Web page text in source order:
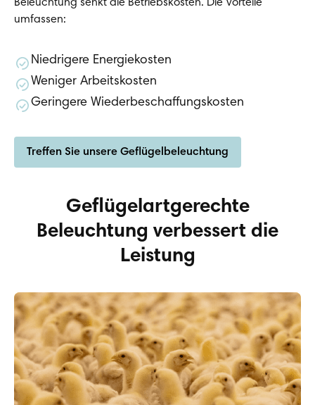
Beleuchtung senkt die Betriebskosten. Die Vorteile
umfassen:
Niedrigere Energiekosten
Weniger Arbeitskosten
Geringere Wiederbeschaffungskosten
Treffen Sie unsere Geflügelbeleuchtung
Geflügelartgerechte
Beleuchtung verbessert die
Leistung